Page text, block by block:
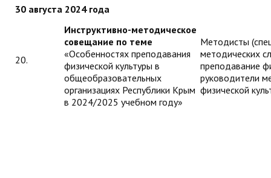
30 августа 2024 года
20.
Инструктивно-методическое
совещание по теме
«Особенностях преподавания
физической культуры в
общеобразовательных
организациях Республики Крым
в 2024/2025 учебном году»
Методисты
методических
преподавание
руководители
физической